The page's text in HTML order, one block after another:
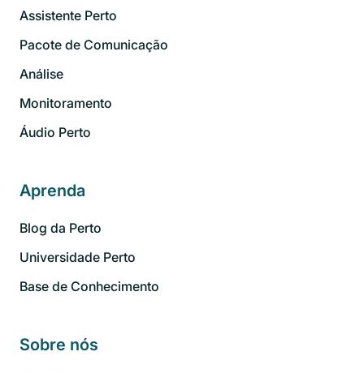
Assistente Perto
Pacote de Comunicação
Análise
Monitoramento
Áudio Perto
Aprenda
Blog da Perto
Universidade Perto
Base de Conhecimento
Sobre nós